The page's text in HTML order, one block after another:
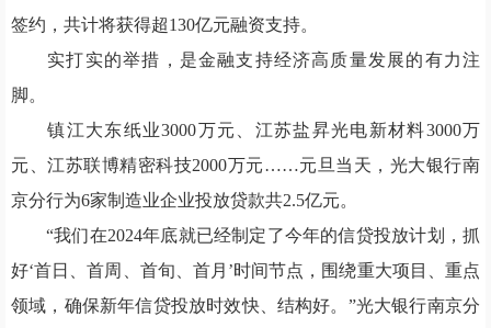
签约，共计将获得超130亿元融资支持。
实打实的举措，是金融支持经济高质量发展的有力注
脚。
镇江大东纸业3000万元、江苏盐昇光电新材料3000万
元、江苏联博精密科技2000万元……元旦当天，光大银行南
京分行为6家制造业企业投放贷款共2.5亿元。
“我们在2024年底就已经制定了今年的信贷投放计划，抓
好‘首日、首周、首旬、首月’时间节点，围绕重大项目、重点
领域，确保新年信贷投放时效快、结构好。”光大银行南京分